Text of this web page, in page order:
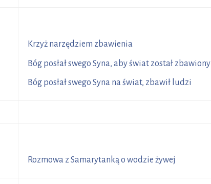
Krzyż narzędziem zbawienia
Bóg posłał swego Syna, aby świat został zbawiony
Bóg posłał swego Syna na świat, zbawił ludzi
Rozmowa z Samarytanką o wodzie żywej